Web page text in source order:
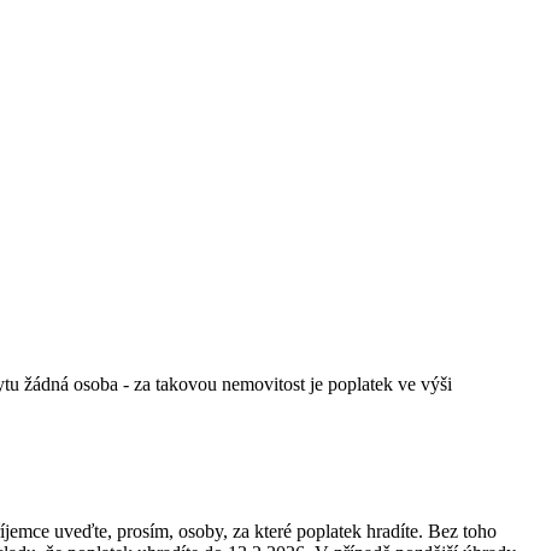
žádná osoba - za takovou nemovitost je poplatek ve výši
uveďte, prosím, osoby, za které poplatek hradíte. Bez toho